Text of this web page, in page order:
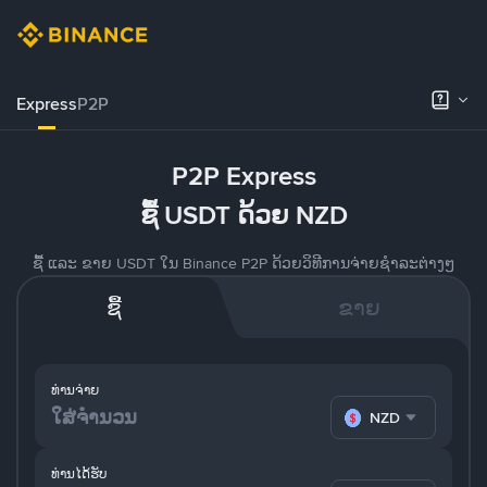
ExpressP2P
P2P Express
ຊື້ USDT ດ້ວຍ NZD
ຊື້ ແລະ ຂາຍ USDT ໃນ Binance P2P ດ້ວຍວິທີການຈ່າຍຊຳລະຕ່າງໆ
ຊື້ ຂາຍ
ທ່ານຈ່າຍ
NZD
ທ່ານໄດ້ຮັບ